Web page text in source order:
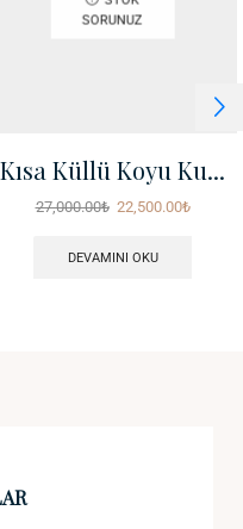
SORUNUZ
Kısa Küllü Koyu Ku...
27,000.00₺ 22,500.00₺
DEVAMINI OKU